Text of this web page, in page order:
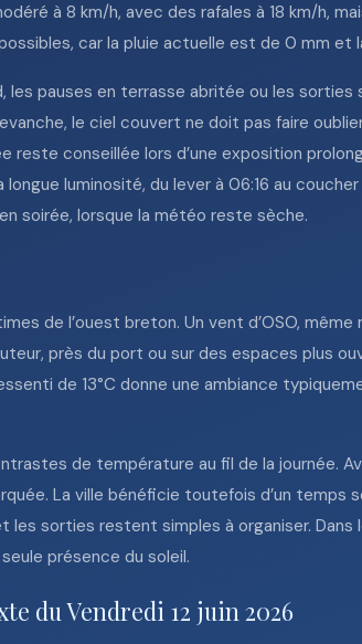
à 8 km/h, avec des rafales à 18 km/h,
car la pluie actuelle est de 0 mm et
les pauses en terrasse abritée ou les
le ciel couvert ne doit pas faire
conseillée lors d’une exposition
luminosité, du lever à 06:16 au
soirée, lorsque la météo reste sèche.
de l’ouest breton. Un vent d’OSO,
près du port ou sur des espaces plus
de 13°C donne une ambiance
de température au fil de la journée.
La ville bénéficie toutefois d’un temps
sorties restent simples à organiser.
présence du soleil.
du Vendredi 12 juin 2026